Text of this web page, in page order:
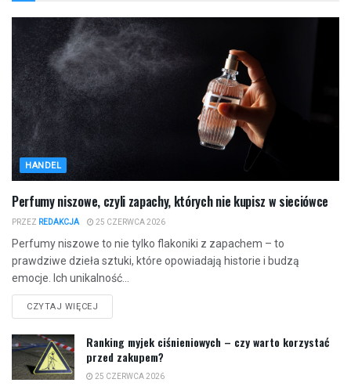
HANDEL
Perfumy niszowe, czyli zapachy, których nie kupisz w sieciówce
PRZEZ REDAKCJA 25 CZERWCA 2026
Perfumy niszowe to nie tylko flakoniki z zapachem – to
prawdziwe dzieła sztuki, które opowiadają historie i budzą
emocje. Ich unikalność...
CZYTAJ WIĘCEJ
Ranking myjek ciśnieniowych – czy warto korzystać
przed zakupem?
25 CZERWCA 2026